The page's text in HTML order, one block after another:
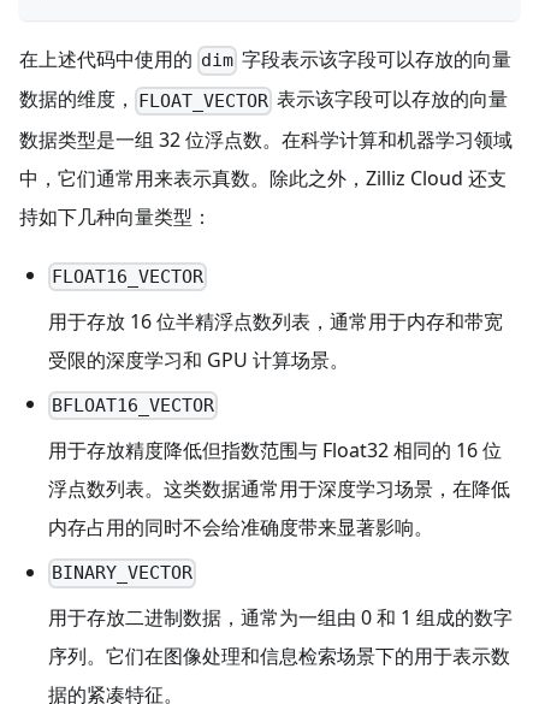
在上述代码中使用的 dim 字段表示该字段可以存放的向量
数据的维度，
FLOAT_VECTOR 表示该字段可以存放的向量
数据类型是一组 32 位浮点数。在科学计算和机器学习领域
中，它们通常用来表示真数。除此之外，Zilliz Cloud 还支
持如下几种向量类型：
FLOAT16_VECTOR
用于存放 16 位半精浮点数列表，通常用于内存和带宽
受限的深度学习和 GPU 计算场景。
BFLOAT16_VECTOR
用于存放精度降低但指数范围与 Float32 相同的 16 位
浮点数列表。这类数据通常用于深度学习场景，在降低
内存占用的同时不会给准确度带来显著影响。
BINARY_VECTOR
用于存放二进制数据，通常为一组由 0 和 1 组成的数字
序列。它们在图像处理和信息检索场景下的用于表示数
据的紧凑特征。